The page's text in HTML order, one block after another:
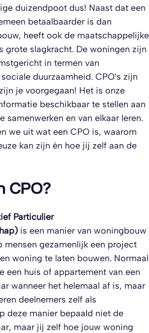
duizendpoot dus! Naast dat een
betaalbaarder is dan
heeft ook de maatschappelijke
grote slagkracht. De woningen zijn
in termen van
duurzaamheid. CPO’s zijn
je voorgegaan! Het is onze
beschikbaar te stellen aan
samenwerken en van elkaar leren.
we uit wat een CPO is, waarom
kan zijn én hoe jij zelf aan de
CPO?
Particulier
is een manier van woningbouw
mensen gezamenlijk een project
woning te laten bouwen. Normaal
een huis of appartement van een
wanneer het helemaal af is, maar
deelnemers zelf als
deze manier bepaald niet de
maar jij zelf hoe jouw woning